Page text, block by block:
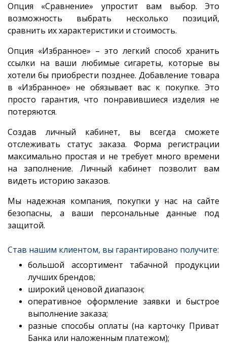
Опция «Сравнение» упростит вам выбор. Это
возможность выбрать несколько позиций,
сравнить их характеристики и стоимость.
Опция «Избранное» – это легкий способ хранить
ссылки на ваши любимые сигареты, которые вы
хотели бы приобрести позднее. Добавление товара
в «Избранное» не обязывает вас к покупке. Это
просто гарантия, что понравившиеся изделия не
потеряются.
Создав личный кабинет, вы всегда сможете
отслеживать статус заказа. Форма регистрации
максимально простая и не требует много времени
на заполнение. Личный кабинет позволит вам
видеть историю заказов.
Мы надежная компания, покупки у нас на сайте
безопасны, а ваши персональные данные под
защитой.
Став нашим клиентом, вы гарантировано получите:
большой ассортимент табачной продукции
лучших брендов;
широкий ценовой диапазон;
оперативное оформление заявки и быстрое
выполнение заказа;
разные способы оплаты (на карточку Приват
Банка или наложенным платежом);